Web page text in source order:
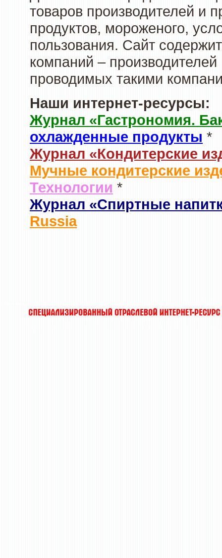
товаров производителей и
продуктов, мороженого,
пользования. Сайт
компаний –
проводимых такими
Наши интернет-ресурсы:
Журнал «Гастрономия.
охлажденные продукты *
Журнал «Кондитерские
Мучные кондитерские
Технологии *
Журнал «Спиртные
Russia